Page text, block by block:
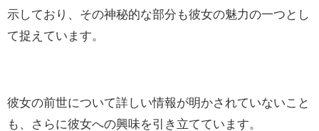
示しており、その神秘的な部分も彼女の魅力の一つとし
て捉えています。
彼女の前世について詳しい情報が明かされていないこと
も、さらに彼女への興味を引き立てています。